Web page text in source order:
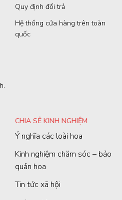
Quy định đổi trả
Hệ thống cửa hàng trên toàn
quốc
CHIA SẺ KINH NGHIỆM
Ý nghĩa các loài hoa
Kinh nghiệm chăm sóc – bảo
quản hoa
Tin tức xã hội